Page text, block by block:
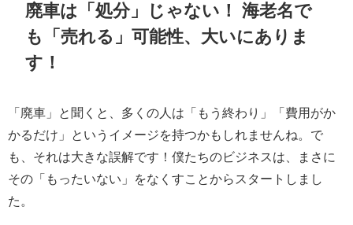
廃車は「処分」じゃない！ 海老名で
も「売れる」可能性、大いにありま
す！
「廃車」と聞くと、多くの人は「もう終わり」「費用がか
かるだけ」というイメージを持つかもしれませんね。で
も、それは大きな誤解です！僕たちのビジネスは、まさに
その「もったいない」をなくすことからスタートしまし
た。